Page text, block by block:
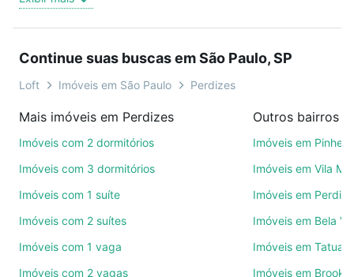
oferta ideal de Imóveis à venda em avenida
pompeia - Perdizes, São Paulo, SP para conquistar
videochamada, é grátis, sem compromisso e você
ainda conta com mais de 46 mil corretores e
de imóveis.
ruas, bairros e até condomínios favoritos. Você
também pode usar os filtros como quantidade de
quartos, suítes, com ou sem vaga de garagem para
Continue suas buscas em São Paulo, SP
Loft Imóveis em São Paulo Perdizes
Mais imóveis em Perdizes
Imóveis com 2 dormitórios
Imóveis com 3 dormitórios
Imóveis com 1 suíte
Imóveis com 2 suítes
Imóveis com 1 vaga
Imóveis com 2 vagas
Outros bairros
Imóveis em
Imóveis em Vila
Imóveis em
Imóveis em Bela
Imóveis em
Imóveis em